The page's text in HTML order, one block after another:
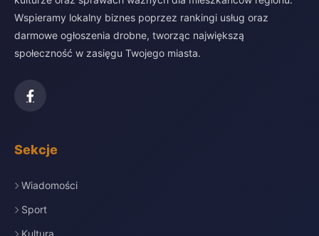
Wspieramy lokalny biznes poprzez rankingi usług oraz
darmowe ogłoszenia drobne, tworząc największą
społeczność w zasięgu Twojego miasta.
Sekcje
Wiadomości
Sport
Kultura